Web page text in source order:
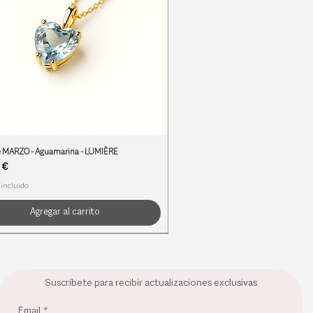
- Aguamarina - LUMIÈRE
€
incluido
Agregar al carrito
Suscríbete para recibir actualizaciones exclusivas